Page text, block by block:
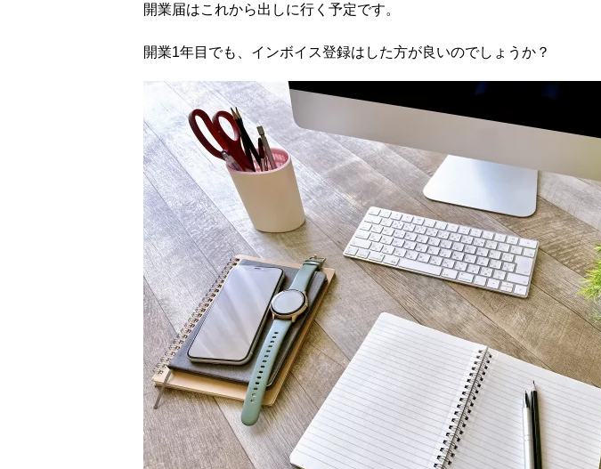
開業届はこれから出しに行く予定です。
開業1年目でも、インボイス登録はした方が良いのでしょうか？